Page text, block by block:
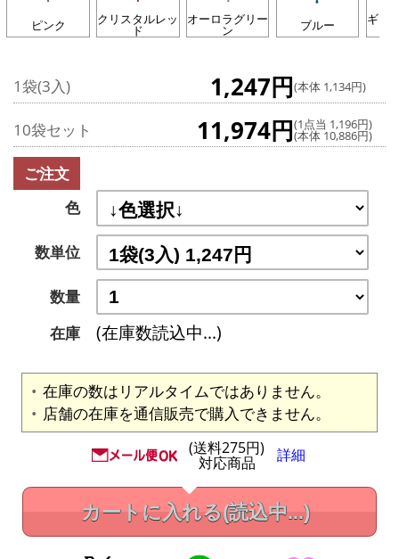
ピンク クリスタルレッ
ド
オーロラグリー
ン ブルー ギャ
1袋(3入) 1,247円(本体 1,134円)
10袋セット 11,974円(1点当 1,196円)
(本体 10,886円)
ご注文
色
数単位
数量
在庫
(在庫数読込中...)
在庫の数はリアルタイムではありません。
店舗の在庫を通信販売で購入できません。
(送料275円)
対応商品 詳細
カートに入れる(読込中...)